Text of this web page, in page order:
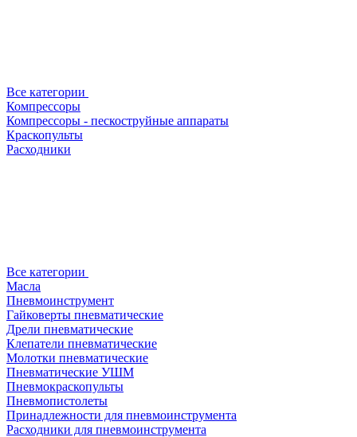
Все категории
Компрессоры
Компрессоры - пескоструйные аппараты
Краскопульты
Расходники
Все категории
Масла
Пневмоинструмент
Гайковерты пневматические
Дрели пневматические
Клепатели пневматические
Молотки пневматические
Пневматические УШМ
Пневмокраскопульты
Пневмопистолеты
Принадлежности для пневмоинструмента
Расходники для пневмоинструмента